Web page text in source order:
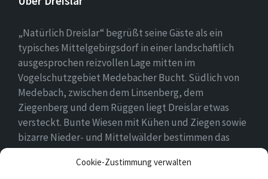
Cookie-Zustimmung verwalten
„Natürlich Dreislar“ begrüßt seine Gäste als ein
typisches Mittelgebirgsdorf in einer landschaftlich
ausgesprochen reizvollen Lage mitten im
Vogelschutzgebiet Medebacher Bucht. Südlich von
Medebach, zwischen dem Linsenberg, dem
Ziegenberg und dem Rüggen liegt Dreislar etwas
versteckt. Bunte Wiesen mit Kühen und Ziegen sowie
bizarre Nieder- und Mittelwälder bestimmen das
Ortsbild, das durch eine lebendige Landwirtschaft